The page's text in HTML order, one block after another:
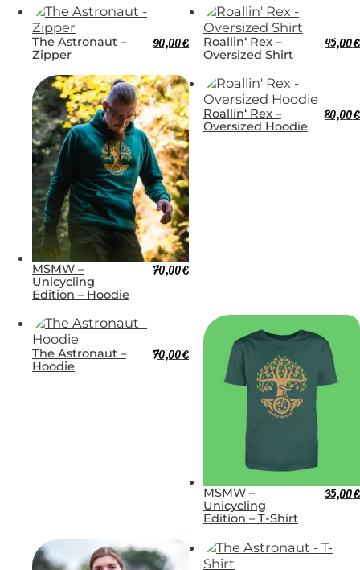
The Astronaut –
Zipper
90,00€
Roallin‘ Rex –
Oversized Shirt
45,00€
MSMW –
Unicycling
Edition – Hoodie
70,00€
Roallin‘ Rex –
Oversized Hoodie
80,00€
The Astronaut –
Hoodie
70,00€
MSMW –
Unicycling
Edition – T-Shirt
35,00€